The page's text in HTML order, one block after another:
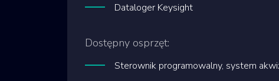
Dataloger Keysight
Dostępny osprzęt:
Sterownik programowalny, system